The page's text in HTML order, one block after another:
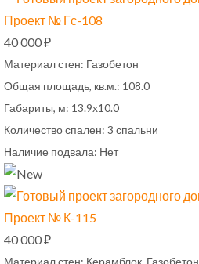
Проект № Гс-108
40 000 ₽
Материал стен: Газобетон
Общая площадь, кв.м.: 108.0
Габариты, м: 13.9х10.0
Количество спален: 3 спальни
Наличие подвала: Нет
Проект № К-115
40 000 ₽
Материал стен: Керамблок, Газобетон